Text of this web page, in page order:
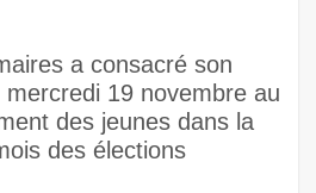
a consacré son
19 novembre au
des jeunes dans la
des élections